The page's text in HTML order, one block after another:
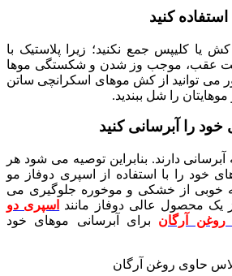
کنید
یا کلیپس جمع نکنید؛ زیرا پلاستیک با
عقب، موجب وز شدن و شکستگی موها
می توانید از کش موهای اسکرانچی ساتن
را شل ببندید.
را آبرسانی کنید
آبرسانی دارند. بنابراین توصیه می شود هر
را با استفاده از اسپری دوفاز مو
به خوبی از خشکی و موخوره جلوگیری می
یک محصول عالی دوفاز مانند
اسپری دو
روغن آرگان برای آبرسانی موهای خود